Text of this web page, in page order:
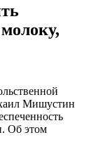
Мишустин
Об этом